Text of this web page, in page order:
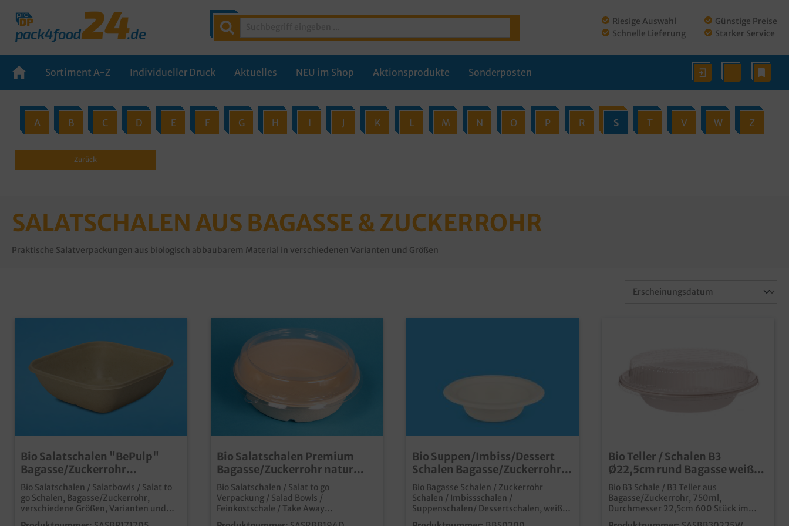
Riesige Auswahl
Schnelle Lieferung
Günstige Preise
Starker Service
Sortiment A-Z Individueller Druck Aktuelles NEU im Shop Aktionsprodukte Sonderposten
A B C D E F G H I J K L M N O P R S T V W Z
Zurück
SALATSCHALEN AUS BAGASSE & ZUCKERROHR
Praktische Salatverpackungen aus biologisch abbaubarem Material in verschiedenen Varianten und Größen
Bio Salatschalen "BePulp"
Bagasse/Zuckerrohr
quadratisch verschiedene
Größen zur Auswahl
Bio Salatschalen / Salatbowls / Salat to
go Schalen, Bagasse/Zuckerrohr,
verschiedene Größen, Varianten und
Deckel wählbarumweltfreundliche
Bio Salatschalen Premium
Bagasse/Zuckerrohr natur
rund Ø194mm 500St versch.
Größen
Bio Salatschalen / Salat to go
Verpackung / Salad Bowls /
Feinkostschale / Take Away
Salatschüssel, Bagasse, natur,
Bio Suppen/Imbiss/Dessert
Schalen Bagasse/Zuckerrohr
rund weiß holzfrei versch.
Größen
Bio Bagasse Schalen / Zuckerrohr
Schalen / Imbissschalen /
Suppenschalen/ Dessertschalen, weiß,
rund, verschiedene Größen und
Bio Teller / Schalen B3
Ø22,5cm rund Bagasse weiß
600St.
Bio B3 Schale / B3 Teller aus
Bagasse/Zuckerrohr, 750ml,
Durchmesser 22,5cm 600 Stück im
Karton praktischer Einwegteller für den